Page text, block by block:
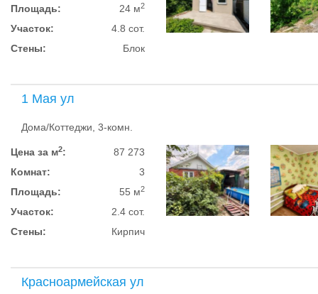
Площадь:
24 м2
Участок:
4.8 сот.
Стены:
Блок
1 Мая ул
Дома/Коттеджи, 3-комн.
Цена за м2:
87 273
Комнат:
3
Площадь:
55 м2
Участок:
2.4 сот.
Стены:
Кирпич
Красноармейская ул